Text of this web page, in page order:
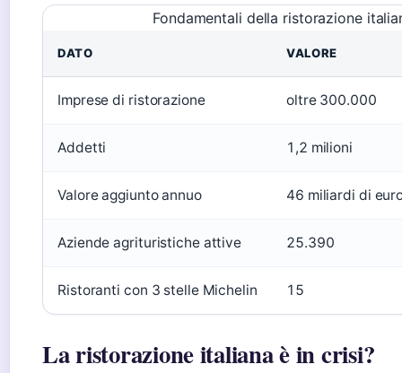
Fondamentali della ristorazione
DATO VALORE
Imprese di ristorazione oltre 300.000
Addetti 1,2 milioni
Valore aggiunto annuo 46 miliardi di
Aziende agrituristiche attive 25.390
Ristoranti con 3 stelle Michelin 15
La ristorazione italiana è in crisi?